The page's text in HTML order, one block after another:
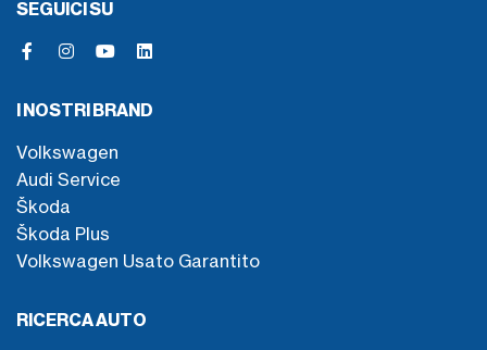
SEGUICI SU
I NOSTRI BRAND
Volkswagen
Audi Service
Škoda
Škoda Plus
Volkswagen Usato Garantito
RICERCA AUTO